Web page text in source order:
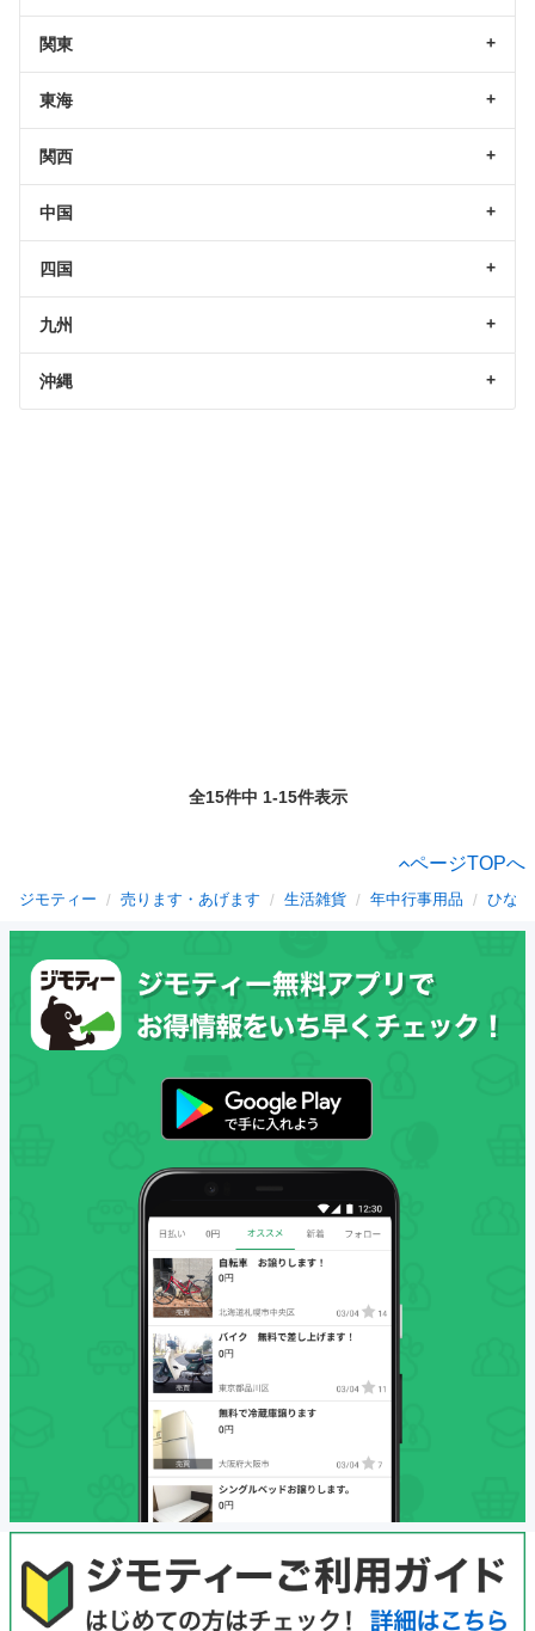
関東
東海
関西
中国
四国
九州
沖縄
全15件中 1-15件表示
ページTOPへ
ジモティー 売ります・あげます 生活雑貨 年中行事用品 ひな